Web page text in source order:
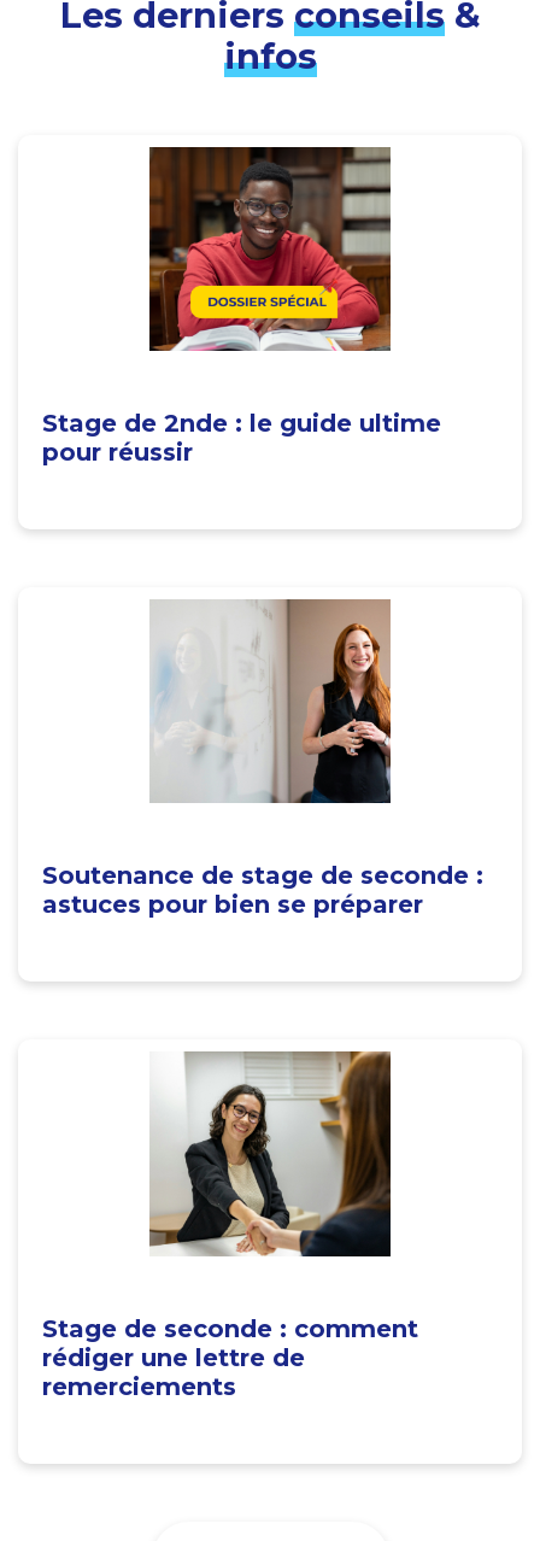
Les derniers conseils&
infos
Stage de 2nde : le guide ultime
pour réussir
Soutenance de stage de seconde :
astuces pour bien se préparer
Stage de seconde : comment
rédiger une lettre de
remerciements